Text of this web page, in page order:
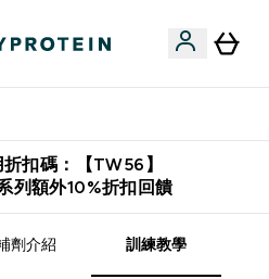
扣碼：【TW56】
列額外10%折扣回饋
劑介紹 訓練教學